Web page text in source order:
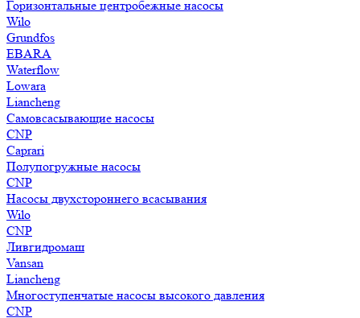
Горизонтальные центробежные насосы
Wilo
Grundfos
EBARA
Waterflow
Lowara
Liancheng
Самовсасывающие насосы
CNP
Caprari
Полупогружные насосы
CNP
Насосы двухстороннего всасывания
Wilo
CNP
Ливгидромаш
Vansan
Liancheng
Многоступенчатые насосы высокого давления
CNP